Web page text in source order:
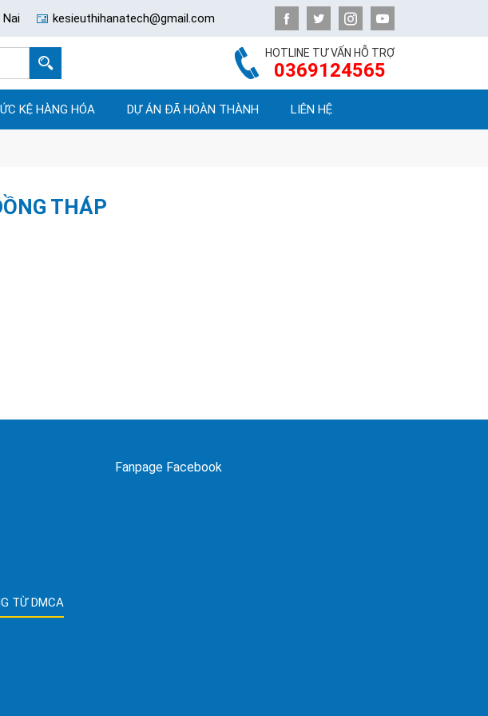
kesieuthihanatech@gmail.com
HOTLINE TƯ VẤN HỖ TRỢ
0369124565
KỆ HÀNG HÓA DỰ ÁN ĐÃ HOÀN THÀNH LIÊN HỆ
THÁP
TỪ DMCA
Fanpage Facebook